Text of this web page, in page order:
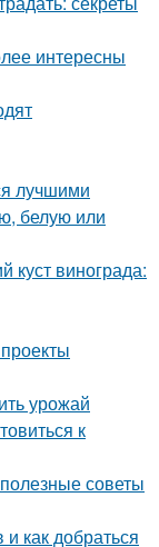
интересны
лучшими
белую или
куст винограда:
урожай
к
советы
как добраться